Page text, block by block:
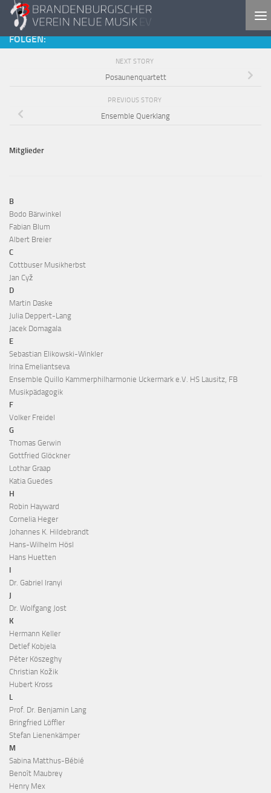
Skip to content
FOLGEN:
NEXT STORY
Posaunenquartett
PREVIOUS STORY
Ensemble Querklang
Mitglieder
B
Bodo Bärwinkel
Fabian Blum
Albert Breier
C
Cottbuser Musikherbst
Jan Cyž
D
Martin Daske
Julia Deppert-Lang
Jacek Domagala
E
Sebastian Elikowski-Winkler
Irina Emeliantseva
Ensemble Quillo Kammerphilharmonie Uckermark e.V. HS Lausitz, FB
Musikpädagogik
F
Volker Freidel
G
Thomas Gerwin
Gottfried Glöckner
Lothar Graap
Katia Guedes
H
Robin Hayward
Cornelia Heger
Johannes K. Hildebrandt
Hans-Wilhelm Hösl
Hans Huetten
I
Dr. Gabriel Iranyi
J
Dr. Wolfgang Jost
K
Hermann Keller
Detlef Kobjela
Péter Köszeghy
Christian Kožik
Hubert Kross
L
Prof. Dr. Benjamin Lang
Bringfried Löffler
Stefan Lienenkämper
M
Sabina Matthus-Bébié
Benoît Maubrey
Henry Mex